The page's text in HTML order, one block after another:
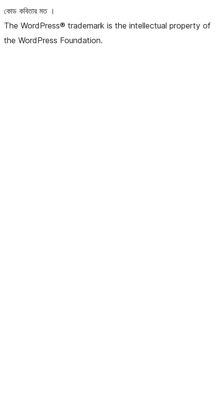
কোড কবিতার মত ।
The WordPress® trademark is the intellectual property of
the WordPress Foundation.